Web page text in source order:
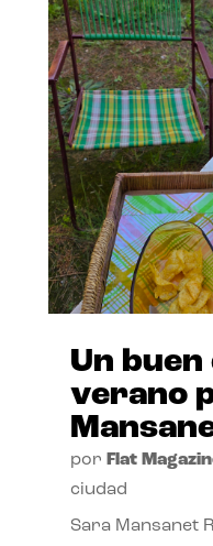
Un buen
verano
por Flat
ciudad
Sara Mansanet